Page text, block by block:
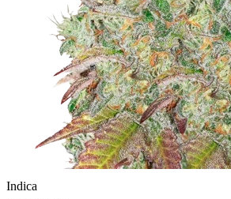
Indica